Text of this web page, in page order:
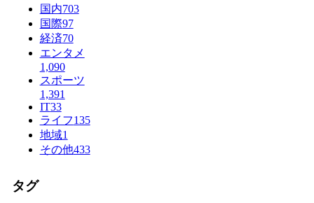
国内703
国際97
経済70
エンタメ
1,090
スポーツ
1,391
IT33
ライフ135
地域1
その他433
タグ